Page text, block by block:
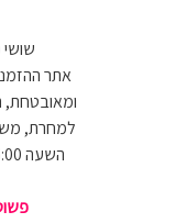
למחרת,